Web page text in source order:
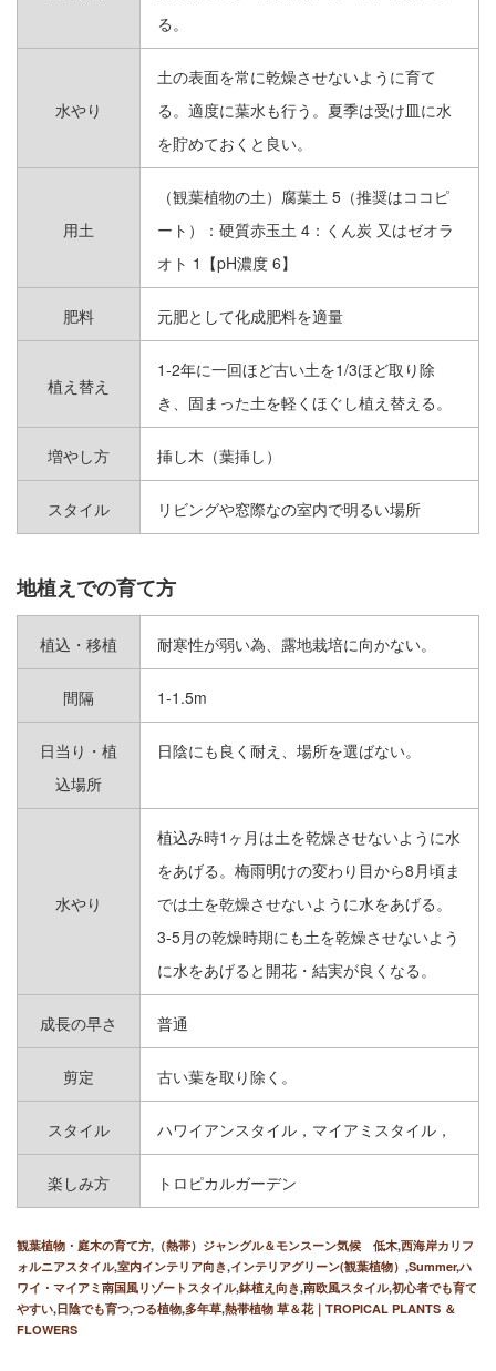
る。
水やり
土の表面を常に乾燥させないように育て
る。適度に葉水も行う。夏季は受け皿に水
を貯めておくと良い。
用土
（観葉植物の土）腐葉土 5（推奨はココピ
ート）：硬質赤玉土 4：くん炭 又はゼオラ
オト 1【pH濃度 6】
肥料 元肥として化成肥料を適量
植え替え
1-2年に一回ほど古い土を1/3ほど取り除
き、固まった土を軽くほぐし植え替える。
増やし方 挿し木（葉挿し）
スタイル リビングや窓際なの室内で明るい場所
地植えでの育て方
植込・移植 耐寒性が弱い為、露地栽培に向かない。
間隔 1-1.5m
日当り・植
込場所
日陰にも良く耐え、場所を選ばない。
水やり
植込み時1ヶ月は土を乾燥させないように水
をあげる。梅雨明けの変わり目から8月頃ま
では土を乾燥させないように水をあげる。
3-5月の乾燥時期にも土を乾燥させないよう
に水をあげると開花・結実が良くなる。
成長の早さ 普通
剪定 古い葉を取り除く。
スタイル ハワイアンスタイル，マイアミスタイル，
楽しみ方 トロピカルガーデン
観葉植物・庭木の育て方, （熱帯）ジャングル＆モンスーン気候 低木,西海岸カリフ
ォルニアスタイル,室内インテリア向き,インテリアグリーン(観葉植物） ,Summer,ハ
ワイ・マイアミ南国風リゾートスタイル,鉢植え向き,南欧風スタイル,初心者でも育て
やすい,日陰でも育つ,つる植物,多年草,熱帯植物 草＆花｜TROPICAL PLANTS ＆
FLOWERS
室内インテリア向き
ガーデニング向き
室内、庭どちらでも
耐寒性が強い
日陰でも育つ
花、香りも楽しめる
メインツリー向き
グランドカバー向き
形態